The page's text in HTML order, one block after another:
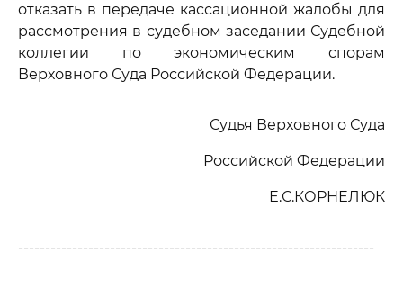
отказать в передаче кассационной жалобы для
рассмотрения в судебном заседании Судебной
коллегии по экономическим спорам
Верховного Суда Российской Федерации.
Судья Верховного Суда
Российской Федерации
Е.С.КОРНЕЛЮК
------------------------------------------------------------------